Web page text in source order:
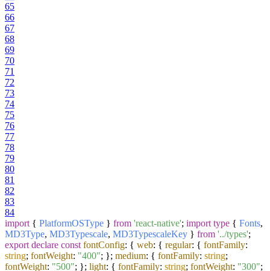
65
66
67
68
69
70
71
72
73
74
75
76
77
78
79
80
81
82
83
84
import { PlatformOSType } from 'react-native'; import type { Fonts,
MD3Type, MD3Typescale, MD3TypescaleKey } from '../types';
export declare const fontConfig: { web: { regular: { fontFamily:
string; fontWeight: "400"; }; medium: { fontFamily: string;
fontWeight: "500"; }; light: { fontFamily: string; fontWeight: "300";